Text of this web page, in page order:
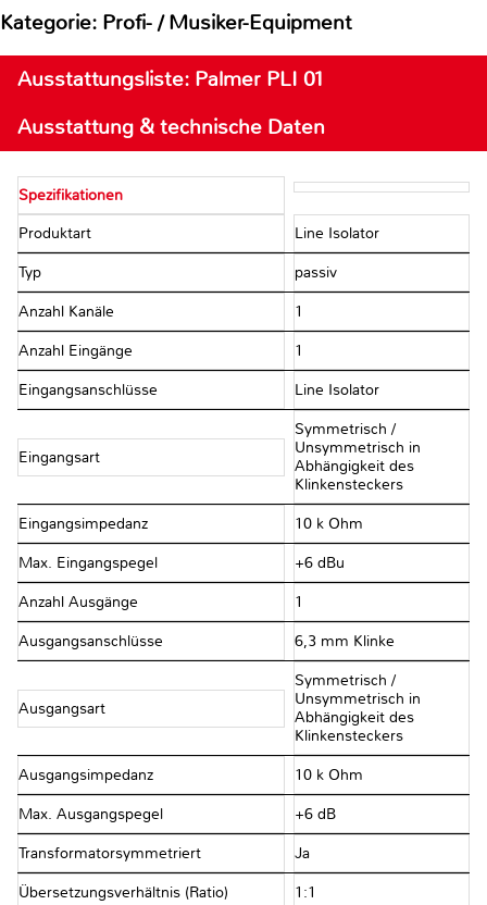
Kategorie: Profi- / Musiker-Equipment
Ausstattungsliste: Palmer PLI 01
Ausstattung & technische Daten
Spezifikationen
Produktart Line Isolator
Typ passiv
Anzahl Kanäle 1
Anzahl Eingänge 1
Eingangsanschlüsse Line Isolator
Eingangsart
Symmetrisch /
Unsymmetrisch in
Abhängigkeit des
Klinkensteckers
Eingangsimpedanz 10 k Ohm
Max. Eingangspegel +6 dBu
Anzahl Ausgänge 1
Ausgangsanschlüsse 6,3 mm Klinke
Ausgangsart
Symmetrisch /
Unsymmetrisch in
Abhängigkeit des
Klinkensteckers
Ausgangsimpedanz 10 k Ohm
Max. Ausgangspegel +6 dB
Transformatorsymmetriert Ja
Übersetzungsverhältnis (Ratio) 1:1